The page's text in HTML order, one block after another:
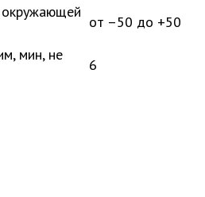
окружающей
от –50 до +50
мин, не
6